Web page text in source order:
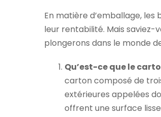
En matière d’emballage,
leur rentabilité. Mais saviez-
plongerons dans le monde
Qu’est-ce que le
carton composé de
extérieures appelées
offrent une surface